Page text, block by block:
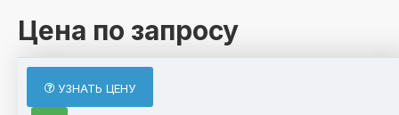
Цена по запросу
УЗНАТЬ ЦЕНУ
ХАРАКТЕРИСТИКИ